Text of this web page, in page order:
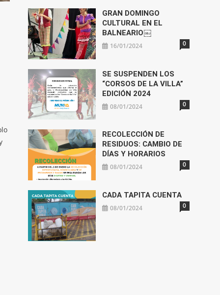
GRAN DOMINGO
CULTURAL EN EL
BALNEARIO￼
16/01/2024 0
SE SUSPENDEN LOS
“CORSOS DE LA VILLA”
EDICIÓN 2024
08/01/2024 0
RECOLECCIÓN DE
RESIDUOS: CAMBIO DE
DÍAS Y HORARIOS
08/01/2024 0
CADA TAPITA CUENTA
08/01/2024 0